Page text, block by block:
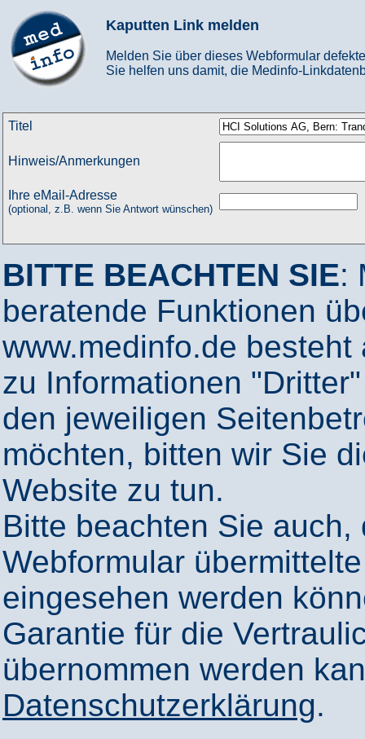
Kaputten Link melden
Melden Sie über dieses Webformular
Sie helfen uns damit, die Medinfo-
Titel
Hinweis/Anmerkungen
Ihre eMail-Adresse
(optional, z.B. wenn Sie Antwort wünschen)
BITTE BEACHTEN SIE:
beratende Funktionen
www.medinfo.de
zu Informationen
den jeweiligen
möchten, bitten wir Sie
Website zu tun.
Bitte beachten Sie
Webformular
eingesehen werden
Garantie für die
übernommen werden
Datenschutzerklärung.